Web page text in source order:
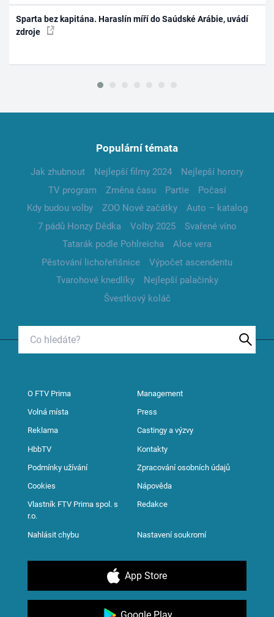
Sparta bez kapitána. Haraslín míří do Saúdské Arábie, uvádí
zdroje
Populární témata
Jak zhubnout Nejlepší filmy 2024
Nejlepší horory
TV program
Změna času Partie
Počasí
Kdy budou volby
ZOO Nové začátky
Auto – katalog
7 pádů Honzy Dědka
Volby 2025
Svařené víno
Tatarák podle Pohlreicha
Aloe vera
Pěstování lichořeřišnice
Výpočet ascendentu
Tvarohové knedlíky
Nejlepší palačinky
Švestkový koláč
O FTV Prima Management
Volná místa Press
Reklama Castingy a výzvy
HbbTV Kontakty
Podmínky užívání Zpracování osobních údajů
Cookies Nápověda
Vlastník FTV Prima spol. s
r.o.
Redakce
Nahlásit chybu Nastavení soukromí
App Store